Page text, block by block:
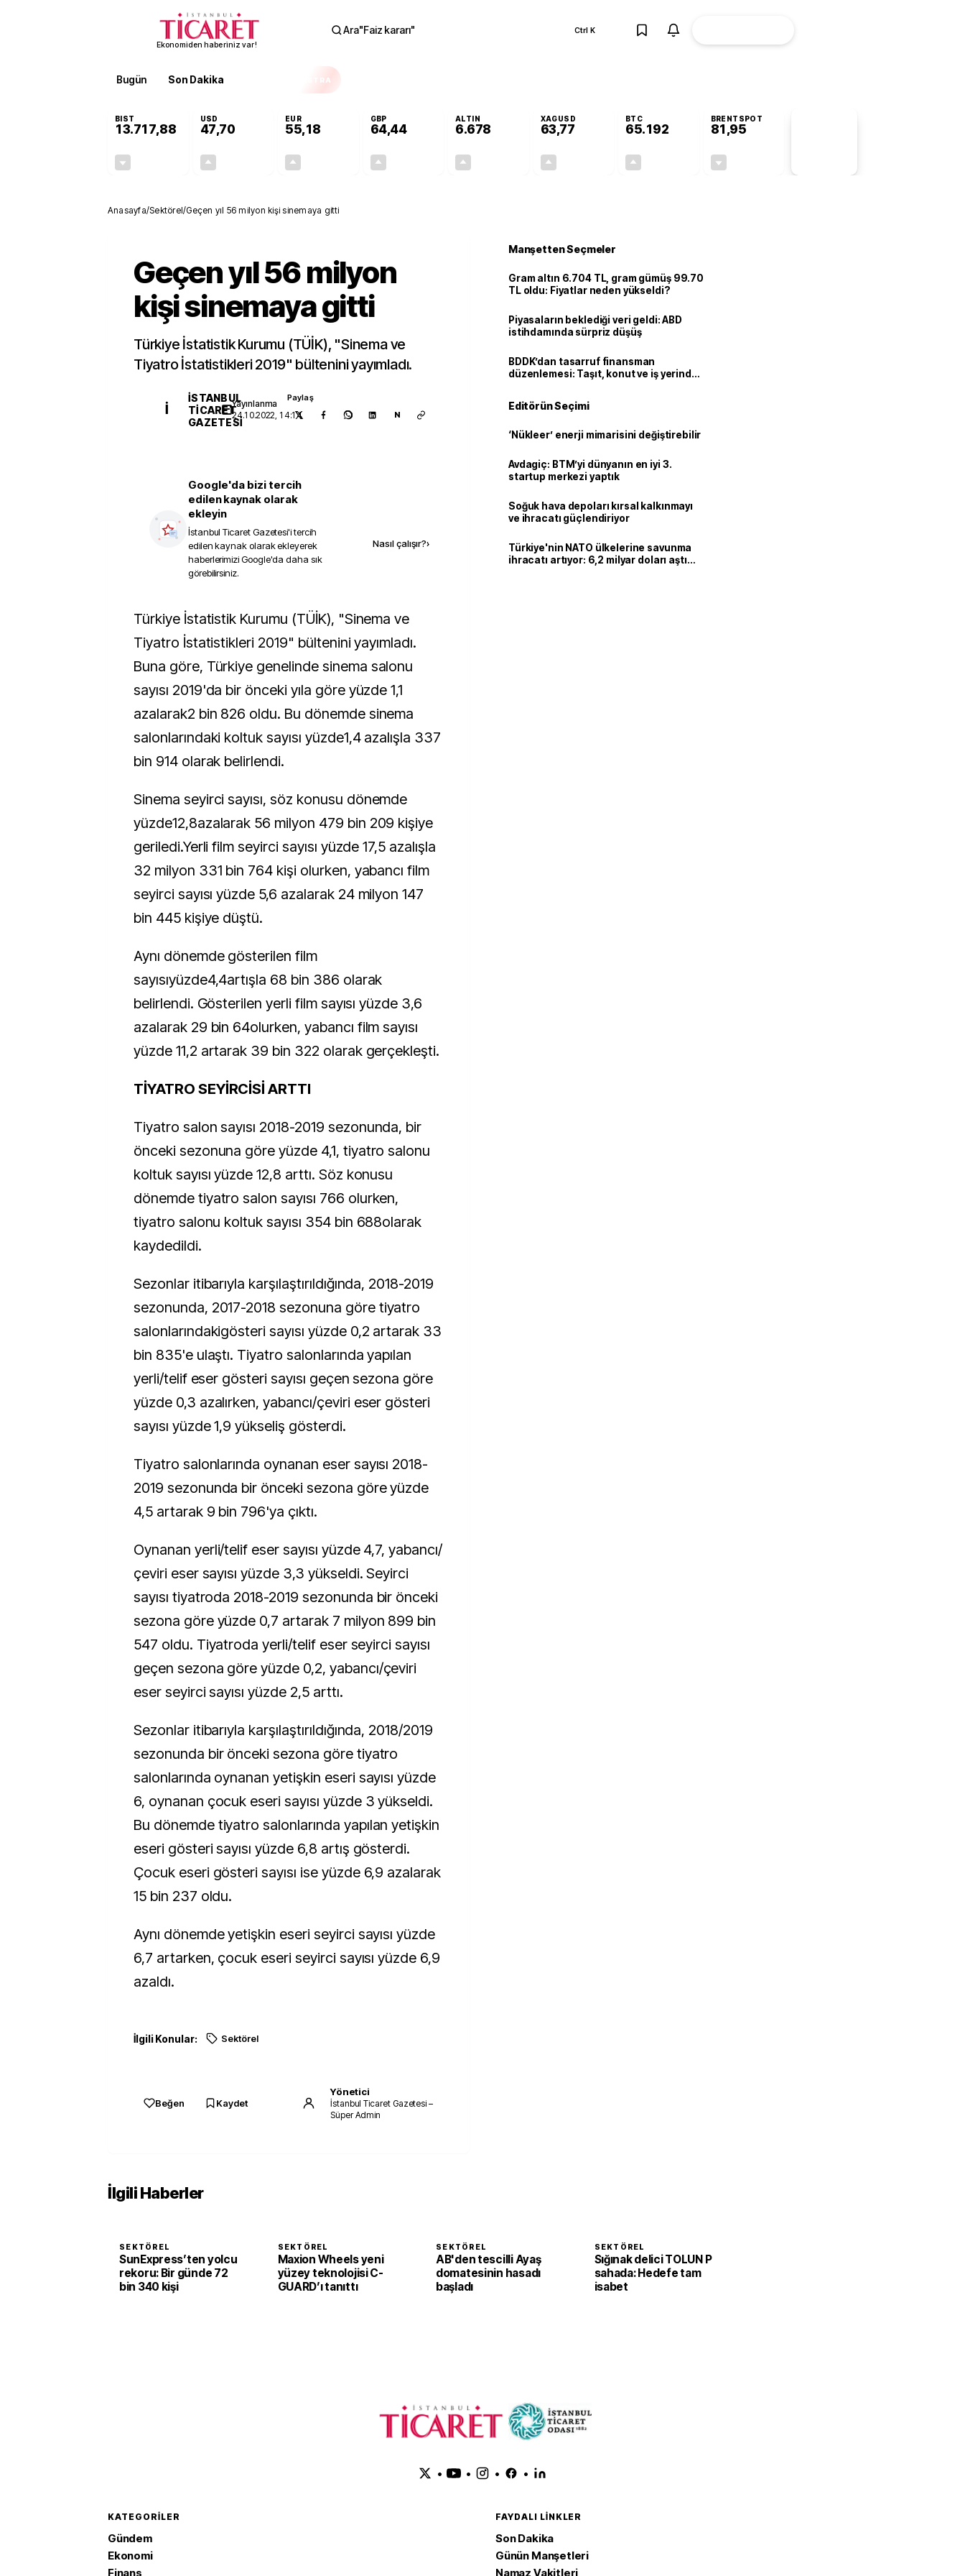
Ekonomiden haberiniz var!
Ara"Faiz kararı" Ctrl K
Bugün Son Dakika EKSTRA
BIST
13.717,88
USD
47,70
EUR
55,18
GBP
64,44
ALTIN
6.678
XAGUSD
63,77
BTC
65.192
BRENTSPOT
81,95
Anasayfa/Sektörel/Geçen yıl 56 milyon kişi sinemaya gitti
Geçen yıl 56 milyon
kişi sinemaya gitti
Türkiye İstatistik Kurumu (TÜİK), "Sinema ve
Tiyatro İstatistikleri 2019" bültenini yayımladı.
İ
İSTANBUL
TICARET
GAZETESI
Yayınlanma
24.10.2022, 14:14
Paylaş
N
Google'da bizi tercih
edilen kaynak olarak
ekleyin
İstanbul Ticaret Gazetesi'i tercih
edilen kaynak olarak ekleyerek
haberlerimizi Google'da daha sık
görebilirsiniz.
Nasıl çalışır?›
Türkiye İstatistik Kurumu (TÜİK), "Sinema ve
Tiyatro İstatistikleri 2019" bültenini yayımladı.
Buna göre, Türkiye genelinde sinema salonu
sayısı 2019'da bir önceki yıla göre yüzde 1,1
azalarak2 bin 826 oldu. Bu dönemde sinema
salonlarındaki koltuk sayısı yüzde1,4 azalışla 337
bin 914 olarak belirlendi.
Sinema seyirci sayısı, söz konusu dönemde
yüzde12,8azalarak 56 milyon 479 bin 209 kişiye
geriledi.Yerli film seyirci sayısı yüzde 17,5 azalışla
32 milyon 331 bin 764 kişi olurken, yabancı film
seyirci sayısı yüzde 5,6 azalarak 24 milyon 147
bin 445 kişiye düştü.
Aynı dönemde gösterilen film
sayısıyüzde4,4artışla 68 bin 386 olarak
belirlendi. Gösterilen yerli film sayısı yüzde 3,6
azalarak 29 bin 64olurken, yabancı film sayısı
yüzde 11,2 artarak 39 bin 322 olarak gerçekleşti.
TİYATRO SEYİRCİSİ ARTTI
Tiyatro salon sayısı 2018-2019 sezonunda, bir
önceki sezonuna göre yüzde 4,1, tiyatro salonu
koltuk sayısı yüzde 12,8 arttı. Söz konusu
dönemde tiyatro salon sayısı 766 olurken,
tiyatro salonu koltuk sayısı 354 bin 688olarak
kaydedildi.
Sezonlar itibarıyla karşılaştırıldığında, 2018-2019
sezonunda, 2017-2018 sezonuna göre tiyatro
salonlarındakigösteri sayısı yüzde 0,2 artarak 33
bin 835'e ulaştı. Tiyatro salonlarında yapılan
yerli/telif eser gösteri sayısı geçen sezona göre
yüzde 0,3 azalırken, yabancı/çeviri eser gösteri
sayısı yüzde 1,9 yükseliş gösterdi.
Tiyatro salonlarında oynanan eser sayısı 2018-
2019 sezonunda bir önceki sezona göre yüzde
4,5 artarak 9 bin 796'ya çıktı.
Oynanan yerli/telif eser sayısı yüzde 4,7, yabancı/
çeviri eser sayısı yüzde 3,3 yükseldi. Seyirci
sayısı tiyatroda 2018-2019 sezonunda bir önceki
sezona göre yüzde 0,7 artarak 7 milyon 899 bin
547 oldu. Tiyatroda yerli/telif eser seyirci sayısı
geçen sezona göre yüzde 0,2, yabancı/çeviri
eser seyirci sayısı yüzde 2,5 arttı.
Sezonlar itibarıyla karşılaştırıldığında, 2018/2019
sezonunda bir önceki sezona göre tiyatro
salonlarında oynanan yetişkin eseri sayısı yüzde
6, oynanan çocuk eseri sayısı yüzde 3 yükseldi.
Bu dönemde tiyatro salonlarında yapılan yetişkin
eseri gösteri sayısı yüzde 6,8 artış gösterdi.
Çocuk eseri gösteri sayısı ise yüzde 6,9 azalarak
15 bin 237 oldu.
Aynı dönemde yetişkin eseri seyirci sayısı yüzde
6,7 artarken, çocuk eseri seyirci sayısı yüzde 6,9
azaldı.
İlgili Konular: Sektörel
Beğen Kaydet
Yönetici
İstanbul Ticaret Gazetesi –
Süper Admin
Manşetten Seçmeler
Gram altın 6.704 TL, gram gümüş 99.70
TL oldu: Fiyatlar neden yükseldi?
Piyasaların beklediği veri geldi: ABD
istihdamında sürpriz düşüş
BDDK’dan tasarruf finansman
düzenlemesi: Taşıt, konut ve iş yerinde
Editörün Seçimi
‘Nükleer’ enerji mimarisini değiştirebilir
Avdagiç: BTM’yi dünyanın en iyi 3.
startup merkezi yaptık
Soğuk hava depoları kırsal kalkınmayı
ve ihracatı güçlendiriyor
Türkiye'nin NATO ülkelerine savunma
ihracatı artıyor: 6,2 milyar doları aştı
İlgili Haberler
SEKTÖREL
SunExpress’ten yolcu
rekoru: Bir günde 72
bin 340 kişi
SEKTÖREL
Maxion Wheels yeni
yüzey teknolojisi C-
GUARD’ı tanıttı
SEKTÖREL
AB'den tescilli Ayaş
domatesinin hasadı
başladı
SEKTÖREL
Sığınak delici TOLUN P
sahada: Hedefe tam
isabet
• • • •
KATEGORILER
Gündem
Ekonomi
Finans
FAYDALI LINKLER
Son Dakika
Günün Manşetleri
Namaz Vakitleri